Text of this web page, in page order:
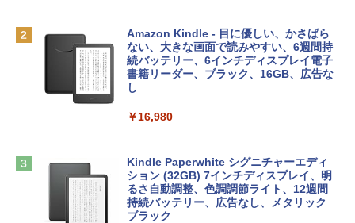
￥162,598
tomtoc 360°保護 15.6 16インチ パソコ
ンケース Dell NEC Lavie ASUS HP dyna
Apple 2026 MacBook Air M5チップ搭載
13インチノートブック：AIとApple Intell
igence、13.6インチLiquid Retinaディ
スプレイ、16GBユニファイドメモリ、1
Robloxギフトカード - 1000 Robux 【限
定バーチャルアイテムを含む】 【オンラ
インゲームコード】 ロブロックス |オン
ラインコード版
4(最新 永続版)|オンラインコード版|Wind
ows11、10/mac対応|PC2台
￥39,582
出す プロンプトの言葉 AI画像生成シリー
ズ (はぴーイラストLabo)
￥480
ClaudeCode いちばんやさしい 教科書:
にもKindle出版にも！ 非エンジニアのた
めのAIコーディング入門シリーズ
￥99
Amazon Kindle - 目に優しい、かさばら
ない、大きな画面で読みやすい、6週間持
続バッテリー、6インチディスプレイ電子
書籍リーダー、ブラック、16GB、広告な
し
￥16,980
Kindle Paperwhite シグニチャーエディ
ション (32GB) 7インチディスプレイ、明
るさ自動調整、色調調節ライト、12週間
持続バッテリー、広告なし、メタリック
ブラック